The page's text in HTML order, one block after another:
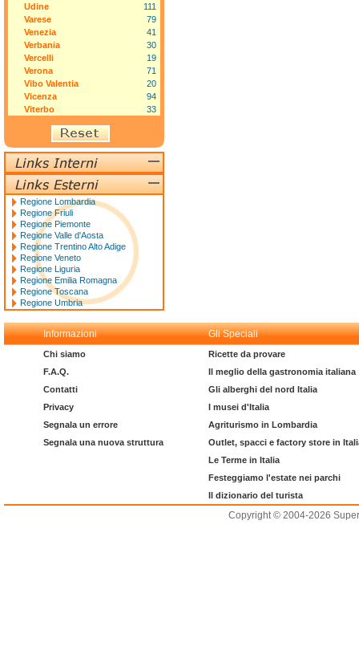
Udine
111
Varese
79
Venezia
41
Verbania
30
Vercelli
19
Verona
71
Vibo Valentia
20
Vicenza
94
Viterbo
33
Regione Lombardia
Regione Friuli
Regione Piemonte
Regione Valle d'Aosta
Regione Trentino Alto Adige
Regione Veneto
Regione Liguria
Regione Emilia Romagna
Regione Toscana
Regione Umbria
Informazioni Gli Speciali
Chi siamo
F.A.Q.
Contatti
Privacy
Segnala un errore
Segnala una nuova struttura
Ricette da provare
Il meglio della gastronomia italiana
Gli alberghi del nord Italia
I musei d'Italia
Agriturismo in Lombardia
Outlet, spacci e factory store in
Le Terme in Italia
Festeggiamo l'estate nei parchi
Il dizionario del turista
Copyright © 2004-2026